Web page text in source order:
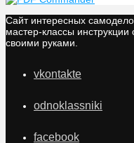
Сайт интересных
мастер-классы
своими руками.
vkontakte
odnoklassniki
facebook